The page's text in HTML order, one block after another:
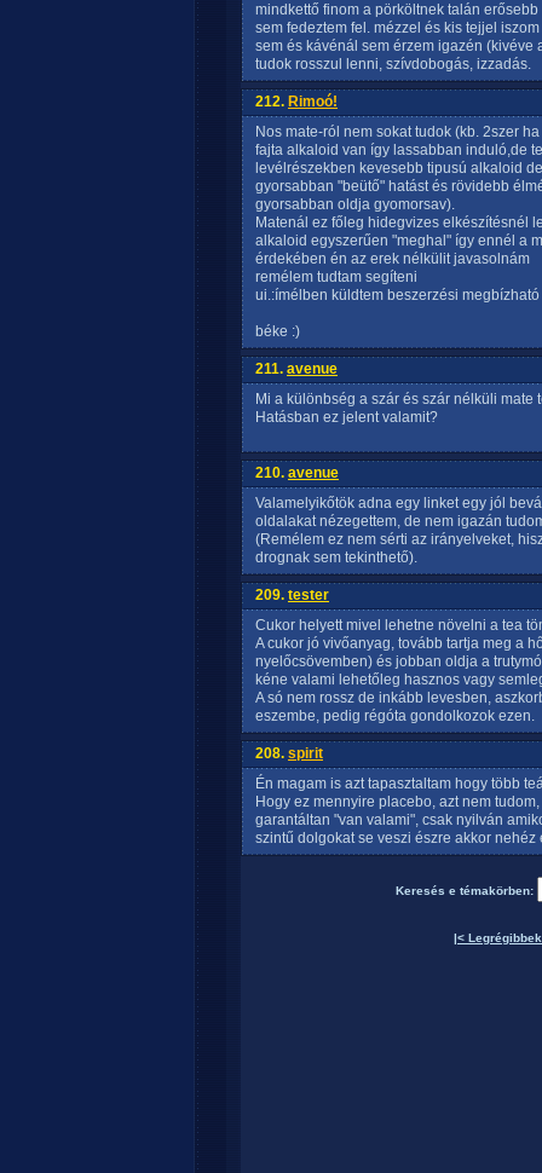
mindkettő finom a pörköltnek talán
sem fedeztem fel. mézzel és kis tejjel
sem és kávénál sem érzem igazén
tudok rosszul lenni, szívdobogás, izzadás.
212. Rimoó!
Nos mate-ról nem sokat tudok (kb. 2szer
fajta alkaloid van így lassabban induló,de
levélrészekben kevesebb tipusú alkaloid
gyorsabban "beütő" hatást és rövidebb
gyorsabban oldja gyomorsav).
Matenál ez főleg hidegvizes elkészítésnél
alkaloid egyszerűen "meghal" így ennél a
érdekében én az erek nélkülit javasolnám
remélem tudtam segíteni
ui.:ímélben küldtem beszerzési megbízható
béke :)
211. avenue
Mi a különbség a szár és szár nélküli
Hatásban ez jelent valamit?
210. avenue
Valamelyikőtök adna egy linket egy jól
oldalakat nézegettem, de nem igazán
(Remélem ez nem sérti az irányelveket,
drognak sem tekinthető).
209. tester
Cukor helyett mivel lehetne növelni a tea
A cukor jó vivőanyag, tovább tartja meg a
nyelőcsövemben) és jobban oldja a
kéne valami lehetőleg hasznos vagy
A só nem rossz de inkább levesben,
eszembe, pedig régóta gondolkozok ezen.
208. spirit
Én magam is azt tapasztaltam hogy több
Hogy ez mennyire placebo, azt nem
garantáltan "van valami", csak nyilván
szintű dolgokat se veszi észre akkor
Keresés e témakörben:
|< Legrégibbek